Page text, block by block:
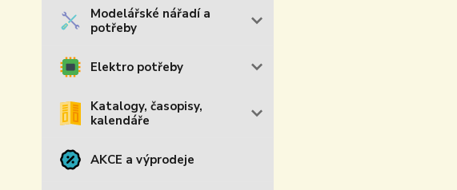
Modelářské nářadí a
potřeby
Elektro potřeby
Katalogy, časopisy,
kalendáře
AKCE a výprodeje